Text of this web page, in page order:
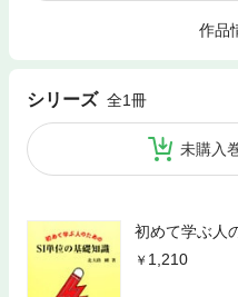
作品
シリーズ 全1冊
未購入
初めて学ぶ人
1,210